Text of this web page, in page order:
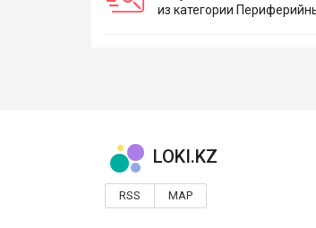
из категории
LOKI.KZ
RSS MAP